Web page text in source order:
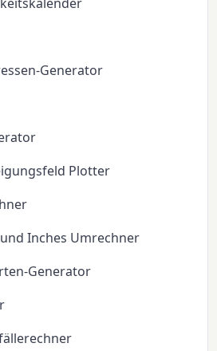
Generator
Plotter
Inches Umrechner
Generator